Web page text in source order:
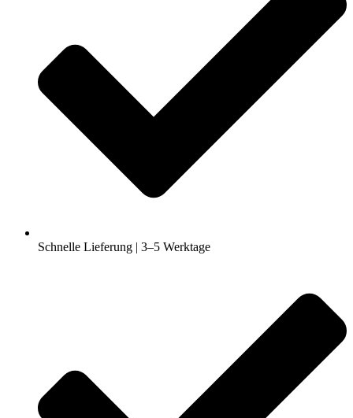
Schnelle Lieferung | 3–5 Werktage